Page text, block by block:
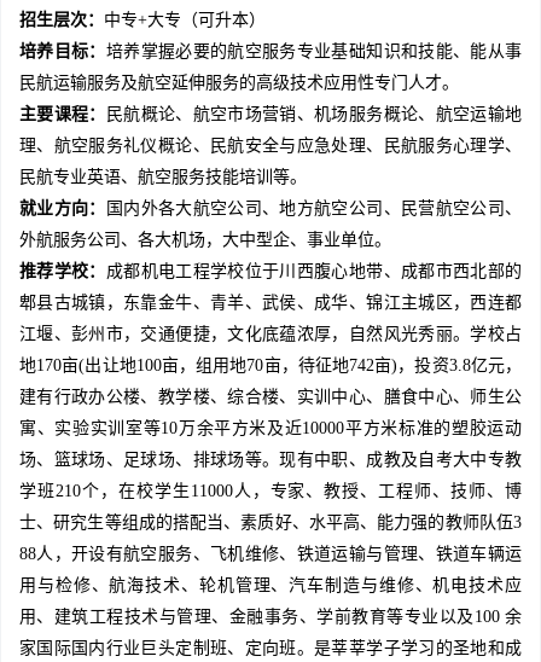
招生层次： 中专+大专（可升本）
培养目标： 培养掌握必要的航空服务专业基础知识和技能、能从事
民航运输服务及航空延伸服务的高级技术应用性专门人才。
主要课程：
民航概论、航空市场营销、机场服务概论、航空运输地
理、航空服务礼仪概论、民航安全与应急处理、民航服务心理学、
民航专业英语、航空服务技能培训等。
就业方向：
国内外各大航空公司、地方航空公司、民营航空公司、
外航服务公司、各大机场，大中型企、事业单位。
推荐学校：
成都机电工程学校位于川西腹心地带、成都市西北部的
郫县古城镇，东靠金牛、青羊、武侯、成华、锦江主城区，西连都
江堰、彭州市，交通便捷，文化底蕴浓厚，自然风光秀丽。学校占
地170亩(出让地100亩，组用地70亩，待征地742亩)，投资3.8亿元，
建有行政办公楼、教学楼、综合楼、实训中心、膳食中心、师生公
寓、实验实训室等10万余平方米及近10000平方米标准的塑胶运动
场、篮球场、足球场、排球场等。现有中职、成教及自考大中专教
学班210个，在校学生11000人，专家、教授、工程师、技师、博
士、研究生等组成的搭配当、素质好、水平高、能力强的教师队伍3
88人，开设有航空服务、飞机维修、铁道运输与管理、铁道车辆运
用与检修、航海技术、轮机管理、汽车制造与维修、机电技术应
用、建筑工程技术与管理、金融事务、学前教育等专业以及100 余
家国际国内行业巨头定制班、定向班。是莘莘学子学习的圣地和成